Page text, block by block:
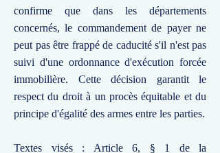
confirme que dans les départements
concernés, le commandement de payer ne
peut pas être frappé de caducité s'il n'est pas
suivi d'une ordonnance d'exécution forcée
immobilière. Cette décision garantit le
respect du droit à un procès équitable et du
principe d'égalité des armes entre les parties.
Textes visés : Article 6, § 1 de la